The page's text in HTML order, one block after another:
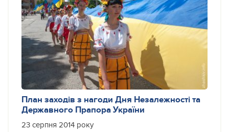
План заходів з нагоди Дня Незалежності та
Державного Прапора України
23 серпня 2014 року